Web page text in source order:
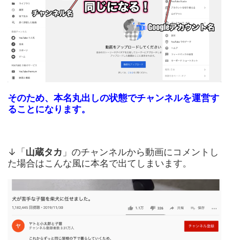
そのため、本名丸出しの状態でチャンネルを運営す
ることになります。
↓「 山蔵タカ 」のチャンネルから動画にコメントし
た場合はこんな風に本名で出てしまいます。